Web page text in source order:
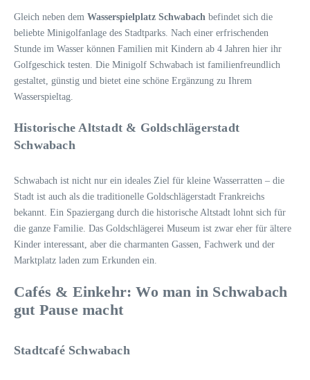
Gleich neben dem Wasserspielplatz Schwabach befindet sich die
beliebte Minigolfanlage des Stadtparks. Nach einer erfrischenden
Stunde im Wasser können Familien mit Kindern ab 4 Jahren hier ihr
Golfgeschick testen. Die Minigolf Schwabach ist familienfreundlich
gestaltet, günstig und bietet eine schöne Ergänzung zu Ihrem
Wasserspieltag.
Historische Altstadt & Goldschlägerstadt
Schwabach
Schwabach ist nicht nur ein ideales Ziel für kleine Wasserratten – die
Stadt ist auch als die traditionelle Goldschlägerstadt Frankreichs
bekannt. Ein Spaziergang durch die historische Altstadt lohnt sich für
die ganze Familie. Das Goldschlägerei Museum ist zwar eher für ältere
Kinder interessant, aber die charmanten Gassen, Fachwerk und der
Marktplatz laden zum Erkunden ein.
Cafés & Einkehr: Wo man in Schwabach
gut Pause macht
Stadtcafé Schwabach